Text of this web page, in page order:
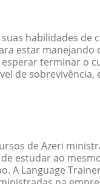
habilidades de
estar
terminar o
de sobrevivência,
de Azeri
estudar ao
A Language